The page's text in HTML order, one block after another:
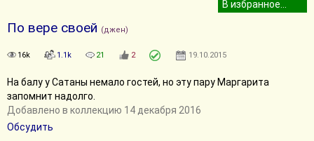
По вере своей (джен)
16k 1.1k 21 2 19.10.2015
На балу у Сатаны немало гостей, но эту пару Маргарита
запомнит надолго.
Добавлено в коллекцию 14 декабря 2016
Обсудить